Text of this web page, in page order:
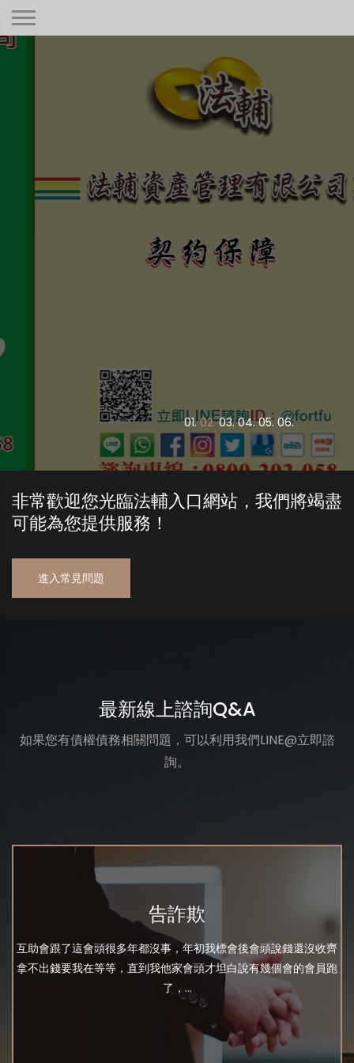
01. 02. 03. 04. 05. 06.
非常歡迎您光臨法輔入口網站，我們將竭盡
可能為您提供服務！
進入常見問題
最新線上諮詢Q&A
如果您有債權債務相關問題，可以利用我們LINE@立即諮
詢。
告詐欺
互助會跟了這會頭很多年都沒事，年初我標會後會頭說錢還沒收齊
拿不出錢要我在等等，直到我他家會頭才坦白說有幾個會的會員跑
了，...